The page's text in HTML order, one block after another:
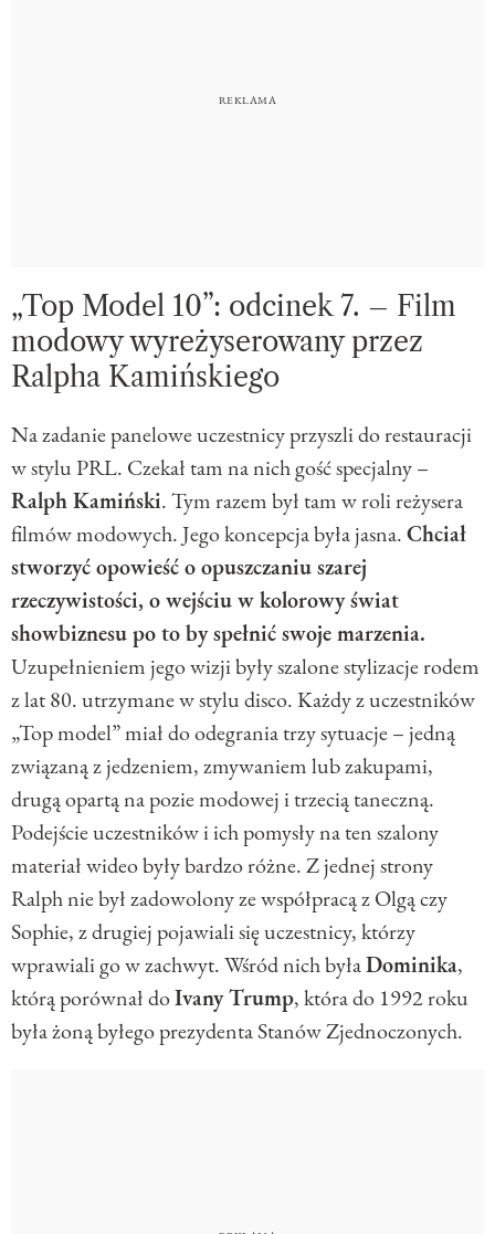
„Top Model 10”: odcinek 7. – Film
modowy wyreżyserowany przez
Ralpha Kamińskiego
Na zadanie panelowe uczestnicy przyszli do restauracji
w stylu PRL. Czekał tam na nich gość specjalny –
Ralph Kamiński. Tym razem był tam w roli reżysera
filmów modowych. Jego koncepcja była jasna.Chciał
stworzyć opowieść o opuszczaniu szarej
rzeczywistości, o wejściu w kolorowy świat
showbiznesu po to by spełnić swoje marzenia.
Uzupełnieniem jego wizji były szalone stylizacje rodem
z lat 80. utrzymane w stylu disco. Każdy z uczestników
„Top model” miał do odegrania trzy sytuacje – jedną
związaną z jedzeniem, zmywaniem lub zakupami,
drugą opartą na pozie modowej i trzecią taneczną.
Podejście uczestników i ich pomysły na ten szalony
materiał wideo były bardzo różne. Z jednej strony
Ralph nie był zadowolony ze współpracą z Olgą czy
Sophie, z drugiej pojawiali się uczestnicy, którzy
wprawiali go w zachwyt. Wśród nich byłaDominika,
którą porównał doIvany Trump, która do 1992 roku
była żoną byłego prezydenta Stanów Zjednoczonych.